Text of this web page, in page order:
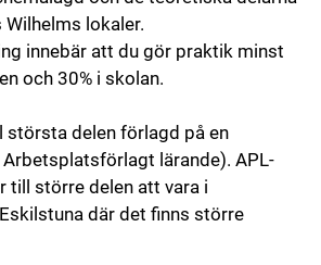
lokaler.
innebär att du gör praktik minst
och 30% i skolan.
största delen förlagd på en
lärande). APL-
till större delen att vara i
där det finns större